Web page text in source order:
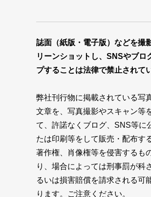
誌面（紙版・電子版）などを撮
リーンショットし、SNSやブロ
プすることは法律で禁止されて
弊社刊行物に掲載されている写
文章を、写真撮影やスキャン等
て、許諾なくブログ、SNS等に
たは印刷等をして販売・配布す
著作権、肖像権等を侵害するも
り、場合によっては刑事罰が科
るいは損害賠償を請求される可
ります。ご注意ください。